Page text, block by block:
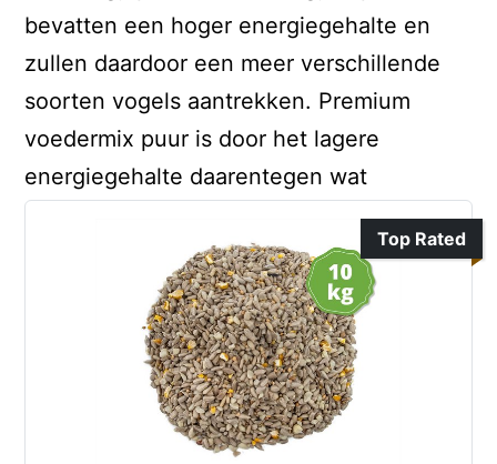
bevatten een hoger energiegehalte en
zullen daardoor een meer verschillende
soorten vogels aantrekken. Premium
voedermix puur is door het lagere
energiegehalte daarentegen wat
Top Rated